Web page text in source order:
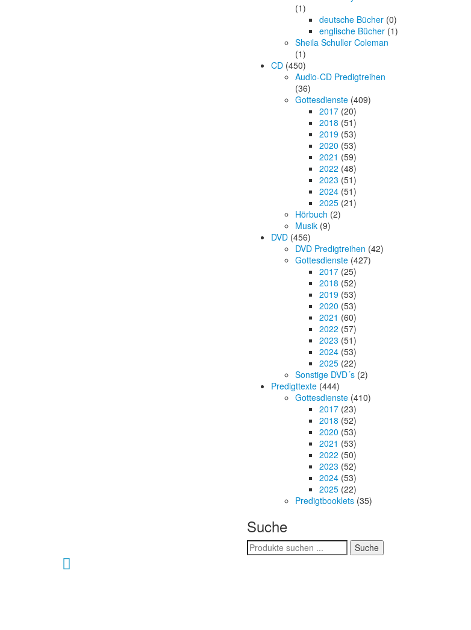
(1)
deutsche Bücher (0)
englische Bücher (1)
Sheila Schuller Coleman
(1)
CD (450)
Audio-CD Predigtreihen
(36)
Gottesdienste (409)
2017 (20)
2018 (51)
2019 (53)
2020 (53)
2021 (59)
2022 (48)
2023 (51)
2024 (51)
2025 (21)
Hörbuch (2)
Musik (9)
DVD (456)
DVD Predigtreihen (42)
Gottesdienste (427)
2017 (25)
2018 (52)
2019 (53)
2020 (53)
2021 (60)
2022 (57)
2023 (51)
2024 (53)
2025 (22)
Sonstige DVD´s (2)
Predigttexte (444)
Gottesdienste (410)
2017 (23)
2018 (52)
2020 (53)
2021 (53)
2022 (50)
2023 (52)
2024 (53)
2025 (22)
Predigtbooklets (35)
Suche
Suchen
nach:
Suche